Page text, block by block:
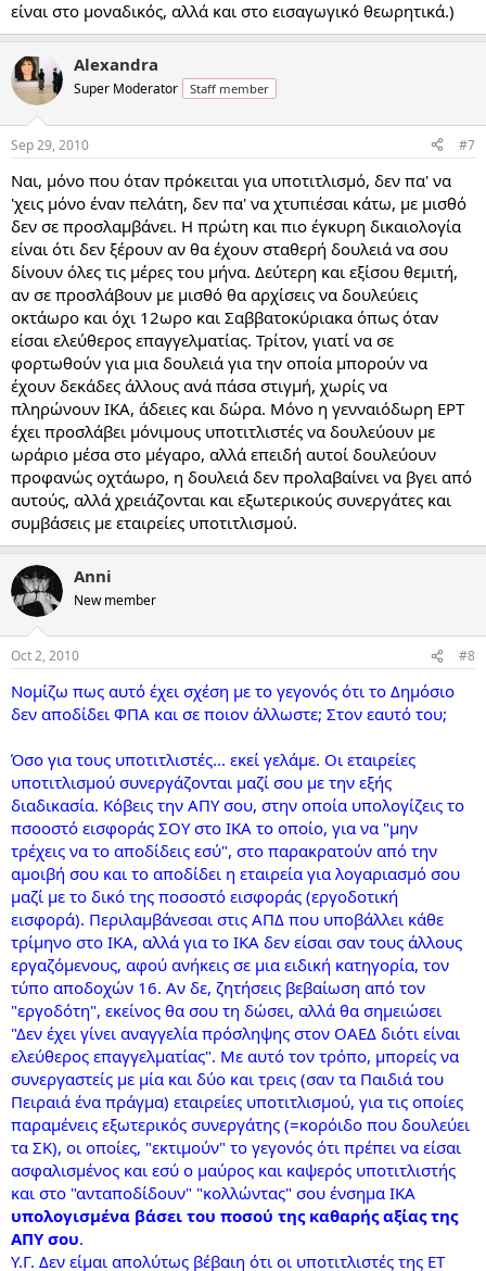
είναι στο μοναδικός, αλλά και στο εισαγωγικό θεωρητικά.)
Alexandra
Super Moderator Staff member
Sep 29, 2010 #7
Ναι, μόνο που όταν πρόκειται για υποτιτλισμό, δεν πα' να
'χεις μόνο έναν πελάτη, δεν πα' να χτυπιέσαι κάτω, με μισθό
δεν σε προσλαμβάνει. Η πρώτη και πιο έγκυρη δικαιολογία
είναι ότι δεν ξέρουν αν θα έχουν σταθερή δουλειά να σου
δίνουν όλες τις μέρες του μήνα. Δεύτερη και εξίσου θεμιτή,
αν σε προσλάβουν με μισθό θα αρχίσεις να δουλεύεις
οκτάωρο και όχι 12ωρο και Σαββατοκύριακα όπως όταν
είσαι ελεύθερος επαγγελματίας. Τρίτον, γιατί να σε
φορτωθούν για μια δουλειά για την οποία μπορούν να
έχουν δεκάδες άλλους ανά πάσα στιγμή, χωρίς να
πληρώνουν ΙΚΑ, άδειες και δώρα. Μόνο η γενναιόδωρη ΕΡΤ
έχει προσλάβει μόνιμους υποτιτλιστές να δουλεύουν με
ωράριο μέσα στο μέγαρο, αλλά επειδή αυτοί δουλεύουν
προφανώς οχτάωρο, η δουλειά δεν προλαβαίνει να βγει από
αυτούς, αλλά χρειάζονται και εξωτερικούς συνεργάτες και
συμβάσεις με εταιρείες υποτιτλισμού.
Anni
New member
Oct 2, 2010 #8
Νομίζω πως αυτό έχει σχέση με το γεγονός ότι το Δημόσιο
δεν αποδίδει ΦΠΑ και σε ποιον άλλωστε; Στον εαυτό του;
Όσο για τους υποτιτλιστές... εκεί γελάμε. Οι εταιρείες
υποτιτλισμού συνεργάζονται μαζί σου με την εξής
διαδικασία. Κόβεις την ΑΠΥ σου, στην οποία υπολογίζεις το
πσοοστό εισφοράς ΣΟΥ στο ΙΚΑ το οποίο, για να "μην
τρέχεις να το αποδίδεις εσύ", στο παρακρατούν από την
αμοιβή σου και το αποδίδει η εταιρεία για λογαριασμό σου
μαζί με το δικό της ποσοστό εισφοράς (εργοδοτική
εισφορά). Περιλαμβάνεσαι στις ΑΠΔ που υποβάλλει κάθε
τρίμηνο στο ΙΚΑ, αλλά για το ΙΚΑ δεν είσαι σαν τους άλλους
εργαζόμενους, αφού ανήκεις σε μια ειδική κατηγορία, τον
τύπο αποδοχών 16. Αν δε, ζητήσεις βεβαίωση από τον
"εργοδότη", εκείνος θα σου τη δώσει, αλλά θα σημειώσει
"Δεν έχει γίνει αναγγελία πρόσληψης στον ΟΑΕΔ διότι είναι
ελεύθερος επαγγελματίας". Με αυτό τον τρόπο, μπορείς να
συνεργαστείς με μία και δύο και τρεις (σαν τα Παιδιά του
Πειραιά ένα πράγμα) εταιρείες υποτιτλισμού, για τις οποίες
παραμένεις εξωτερικός συνεργάτης (=κορόιδο που δουλεύει
τα ΣΚ), οι οποίες, "εκτιμούν" το γεγονός ότι πρέπει να είσαι
ασφαλισμένος και εσύ ο μαύρος και καψερός υποτιτλιστής
και στο "ανταποδίδουν" "κολλώντας" σου ένσημα ΙΚΑ
υπολογισμένα βάσει του ποσού της καθαρής αξίας της
ΑΠΥ σου.
Υ.Γ. Δεν είμαι απολύτως βέβαιη ότι οι υποτιτλιστές της ΕΤ